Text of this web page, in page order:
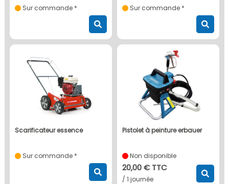
Sur commande * Sur commande *
scarificateur essence
Sur commande *
pistolet à peinture erbauer
Non disponible
20,00 € TTC
/ 1 journée